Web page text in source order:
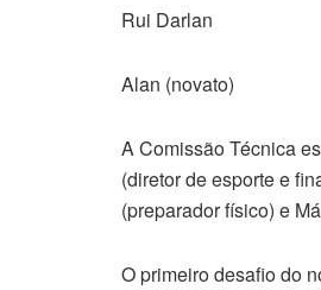
Rui Darlan
Alan (novato)
A Comissão Técnica
(diretor de esporte e
(preparador físico) e
O primeiro desafio do